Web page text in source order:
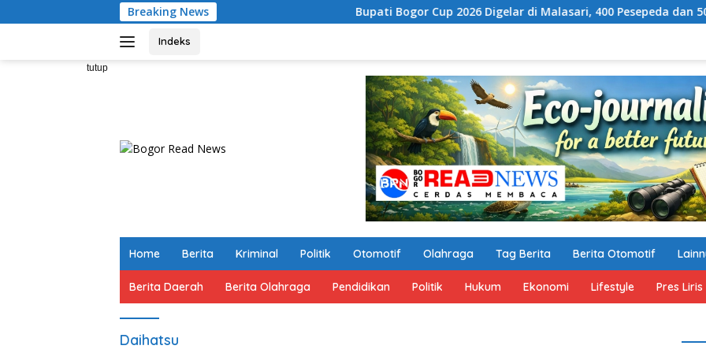
ke
Breaking News Bupati Bogor Cup 2026 Digelar di Malasari, 400 Pesepeda dan 500 Penari
Indeks
tutup
Home Berita Kriminal Politik Otomotif Olahraga Tag Berita Berita Otomotif
Berita Daerah Berita Olahraga Pendidikan Politik Hukum Ekonomi Lifestyle Pres Liris
Daihatsu